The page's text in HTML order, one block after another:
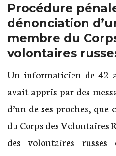
Procédure
dénonciation
membre du
volontaires
Un informaticien de 42
avait appris par des
d’un de ses proches,
du Corps des Volontaires
des volontaires